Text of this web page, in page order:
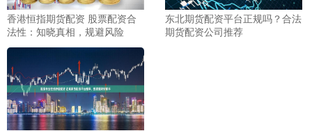
香港恒指期货配资 股票配资合
法性：知晓真相，规避风险
东北期货配资平台正规吗？合法
期货配资公司推荐